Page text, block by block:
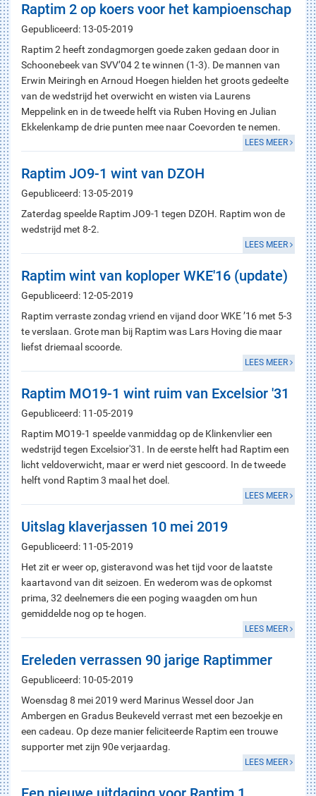
Raptim 2 op koers voor het kampioenschap
Gepubliceerd: 13-05-2019
Raptim 2 heeft zondagmorgen goede zaken gedaan door in
Schoonebeek van SVV’04 2 te winnen (1-3). De mannen van
Erwin Meiringh en Arnoud Hoegen hielden het groots gedeelte
van de wedstrijd het overwicht en wisten via Laurens
Meppelink en in de tweede helft via Ruben Hoving en Julian
Ekkelenkamp de drie punten mee naar Coevorden te nemen.
LEES MEER
Raptim JO9-1 wint van DZOH
Gepubliceerd: 13-05-2019
Zaterdag speelde Raptim JO9-1 tegen DZOH. Raptim won de
wedstrijd met 8-2.
LEES MEER
Raptim wint van koploper WKE'16 (update)
Gepubliceerd: 12-05-2019
Raptim verraste zondag vriend en vijand door WKE ’16 met 5-3
te verslaan. Grote man bij Raptim was Lars Hoving die maar
liefst driemaal scoorde.
LEES MEER
Raptim MO19-1 wint ruim van Excelsior '31
Gepubliceerd: 11-05-2019
Raptim MO19-1 speelde vanmiddag op de Klinkenvlier een
wedstrijd tegen Excelsior'31. In de eerste helft had Raptim een
licht veldoverwicht, maar er werd niet gescoord. In de tweede
helft vond Raptim 3 maal het doel.
LEES MEER
Uitslag klaverjassen 10 mei 2019
Gepubliceerd: 11-05-2019
Het zit er weer op, gisteravond was het tijd voor de laatste
kaartavond van dit seizoen. En wederom was de opkomst
prima, 32 deelnemers die een poging waagden om hun
gemiddelde nog op te hogen.
LEES MEER
Ereleden verrassen 90 jarige Raptimmer
Gepubliceerd: 10-05-2019
Woensdag 8 mei 2019 werd Marinus Wessel door Jan
Ambergen en Gradus Beukeveld verrast met een bezoekje en
een cadeau. Op deze manier feliciteerde Raptim een trouwe
supporter met zijn 90e verjaardag.
LEES MEER